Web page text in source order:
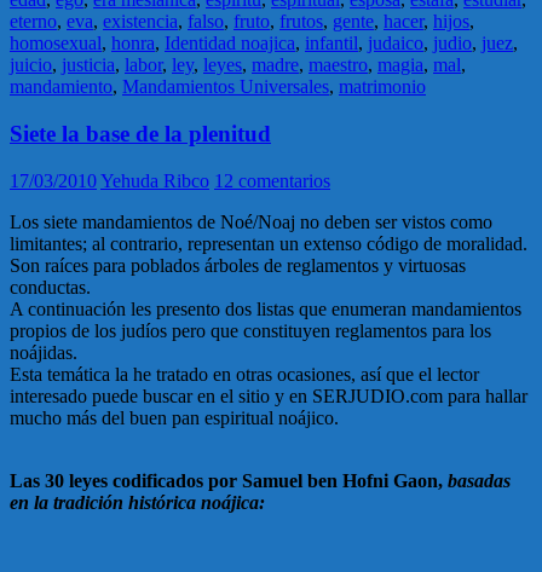
eterno, eva, existencia, falso, fruto, frutos, gente, hacer, hijos,
homosexual, honra, Identidad noajica, infantil, judaico, judio, juez,
juicio, justicia, labor, ley, leyes, madre, maestro, magia, mal,
mandamiento, Mandamientos Universales, matrimonio
Siete la base de la plenitud
17/03/2010Yehuda Ribco 12 comentarios
Los siete mandamientos de Noé/Noaj no deben ser vistos como
limitantes; al contrario, representan un extenso código de moralidad.
Son raíces para poblados árboles de reglamentos y virtuosas
conductas.
A continuación les presento dos listas que enumeran mandamientos
propios de los judíos pero que constituyen reglamentos para los
noájidas.
Esta temática la he tratado en otras ocasiones, así que el lector
interesado puede buscar en el sitio y en SERJUDIO.com para hallar
mucho más del buen pan espiritual noájico.
Las 30 leyes codificados por Samuel ben Hofni Gaon, basadas
en la tradición histórica noájica: